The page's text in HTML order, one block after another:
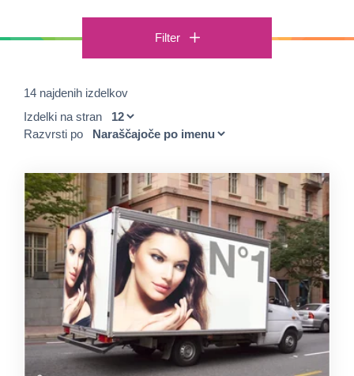
Filter
14 najdenih izdelkov
Izdelki na stran
Razvrsti po